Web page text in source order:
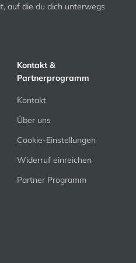
auf die du dich unterwegs
Kontakt &
Partnerprogramm
Kontakt
Über uns
Cookie-Einstellungen
Widerruf einreichen
Partner Programm